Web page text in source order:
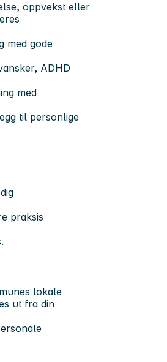
oppvekst eller
med gode
ADHD
med
til personlige
praksis
lokale
ut fra din